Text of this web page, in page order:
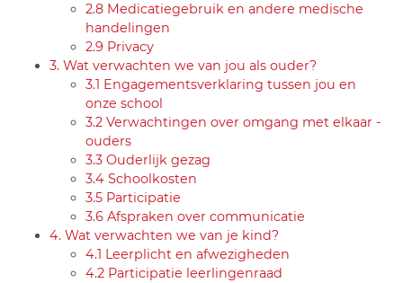
2.8 Medicatiegebruik en andere medische
handelingen
2.9 Privacy
3. Wat verwachten we van jou als ouder?
3.1 Engagementsverklaring tussen jou en
onze school
3.2 Verwachtingen over omgang met elkaar -
ouders
3.3 Ouderlijk gezag
3.4 Schoolkosten
3.5 Participatie
3.6 Afspraken over communicatie
4. Wat verwachten we van je kind?
4.1 Leerplicht en afwezigheden
4.2 Participatie leerlingenraad